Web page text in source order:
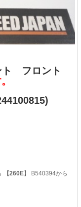
ト フロント
【260E】
B540394から